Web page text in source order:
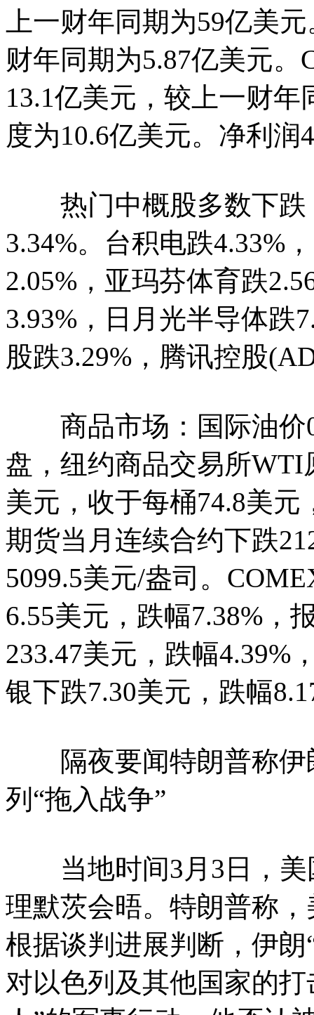
上一财年同期为59亿美
财年同期为5.87亿美元。
13.1亿美元，较上一财年
度为10.6亿美元。净利润
热门中概股多数下跌
3.34%。台积电跌4.33%
2.05%，亚玛芬体育跌
3.93%，日月光半导体跌
股跌3.29%，腾讯控股
商品市场：国际油价
盘，纽约商品交易所WTI
美元，收于每桶74.8美元
期货当月连续合约下跌
5099.5美元/盎司。
6.55美元，跌幅7.38%，
233.47美元，跌幅4.39%
银下跌7.30美元，跌幅
隔夜要闻特朗普称伊
列“拖入战争”
当地时间3月3日，美
理默茨会晤。特朗普称
根据谈判进展判断，伊
对以色列及其他国家的